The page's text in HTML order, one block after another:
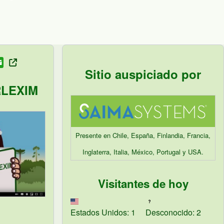
a
i
Sitio auspiciado por
Presente en Chile, España, Finlandia, Francia,
Inglaterra, Italia, México, Portugal y USA.
Visitantes de hoy
Estados Unidos: 1 Desconocido: 2